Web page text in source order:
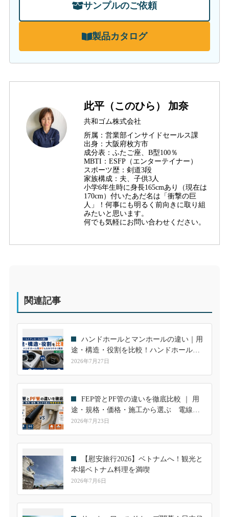
サンプルのご依頼
製品カタログ
此平（このひら） 加奈
共和ゴム株式会社
所属：営業部インサイドセールス課
出身：大阪府枚方市
成分表：ふたご座、B型100％
MBTI：ESFP（エンターテイナー）
スポーツ歴：剣道3段
家族構成：夫、子供3人
小学6年生時に身長165cmあり（現在は
170cm）付いたあだ名は「衝撃の巨
人」！何事にも明るく前向きに取り組
みたいと思います。
何でも気軽にお問い合わせください。
関連記事
ハンドホールとマンホールの違い｜用
途・構造・役割を比較！ハンドホール用
継手も解説
2026年7月27日
FEP管とPF管の違いを徹底比較 ｜ 用
途・規格・価格・施工から選ぶ 電線管
選定ガイド
2026年7月23日
【慰安旅行2026】ベトナムへ！観光と
本場ベトナム料理を満喫
2026年7月6日